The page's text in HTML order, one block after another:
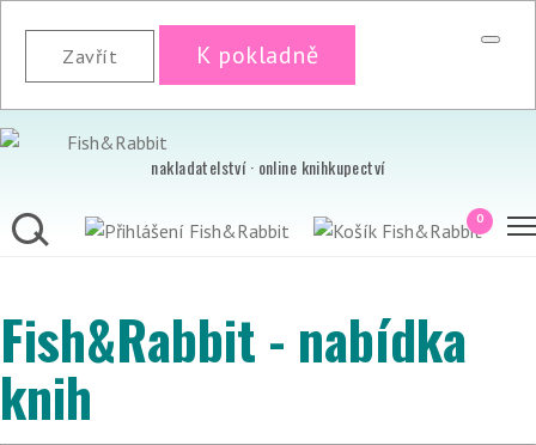
Zavřít K pokladně
nakladatelství · online knihkupectví
0
Fish&Rabbit - nabídka
knih